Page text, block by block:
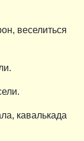
веселиться
кавалькада